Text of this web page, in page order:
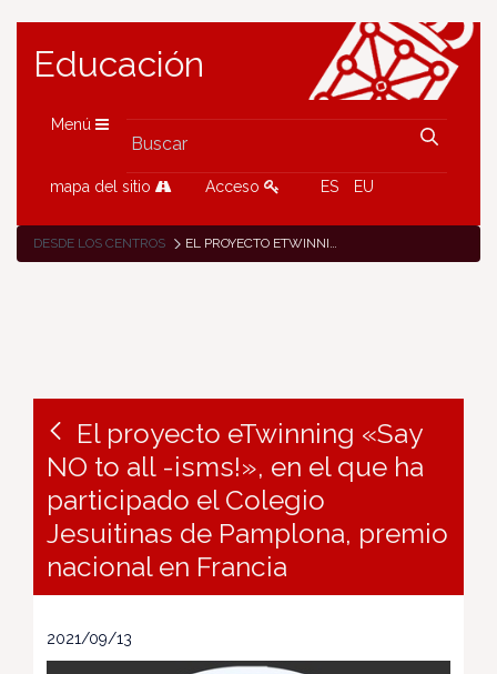
Educación
Menú
mapa del sitio Acceso ES EU
DESDE LOS CENTROS EL PROYECTO ETWINNING «SAY NO TO ALL -ISMS!», EN EL QUE HA PARTICIPADO EL COLEGIO JESUITINAS DE PAMPLONA, PREMIO NACIONAL EN FRANCIA
El proyecto eTwinning «Say
NO to all -isms!», en el que ha
participado el Colegio
Jesuitinas de Pamplona, premio
nacional en Francia
2021/09/13